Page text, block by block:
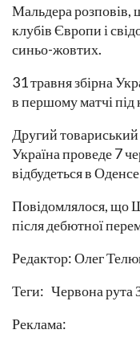
Мальдера розповів,
клубів Європи і
синьо-жовтих.
31 травня збірна
в першому матчі
Другий
Україна проведе 7
відбудеться в
Повідомлялося, що
після дебютної
Редактор: Олег
Теги: Червона рута
Реклама: